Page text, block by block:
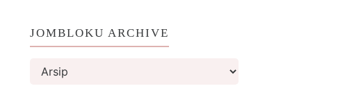
JOMBLOKU ARCHIVE